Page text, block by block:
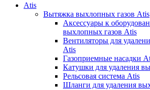
Atis
Вытяжка выхлопных газов Atis
Аксессуары к
выхлопных газов Atis
Вентиляторы для
Atis
Газоприемные насадки
Катушки для удаления
Рельсовая система Atis
Шланги для удаления